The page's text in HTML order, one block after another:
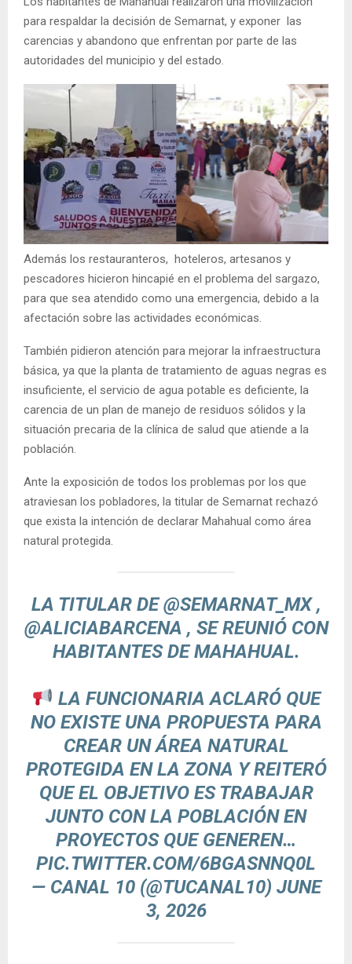
para respaldar la decisión de Semarnat, y exponer las
carencias y abandono que enfrentan por parte de las
autoridades del municipio y del estado.
Además los restauranteros, hoteleros, artesanos y
pescadores hicieron hincapié en el problema del sargazo,
para que sea atendido como una emergencia, debido a la
afectación sobre las actividades económicas.
También pidieron atención para mejorar la infraestructura
básica, ya que la planta de tratamiento de aguas negras es
insuficiente, el servicio de agua potable es deficiente, la
carencia de un plan de manejo de residuos sólidos y la
situación precaria de la clínica de salud que atiende a la
población.
Ante la exposición de todos los problemas por los que
atraviesan los pobladores, la titular de Semarnat rechazó
que exista la intención de declarar Mahahual como área
natural protegida.
LA TITULAR DE@SEMARNAT_MX,
@ALICIABARCENA , SE REUNIÓ CON
HABITANTES DE MAHAHUAL.
LA FUNCIONARIA ACLARÓ QUE
NO EXISTE UNA PROPUESTA PARA
CREAR UN ÁREA NATURAL
PROTEGIDA EN LA ZONA Y REITERÓ
QUE EL OBJETIVO ES TRABAJAR
JUNTO CON LA POBLACIÓN EN
PROYECTOS QUE GENEREN…
PIC.TWITTER.COM/6BGASNNQ0L
— CANAL 10 (@TUCANAL10) JUNE
3, 2026